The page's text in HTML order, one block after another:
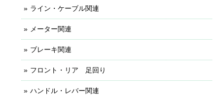
ライン・ケーブル関連
メーター関連
ブレーキ関連
フロント・リア 足回り
ハンドル・レバー関連